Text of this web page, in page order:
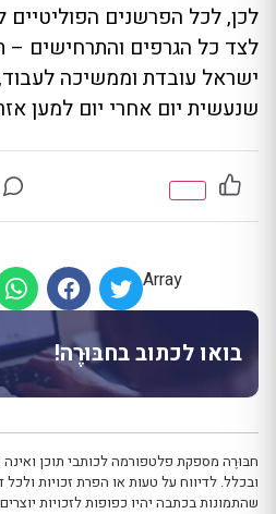
לכן, לכל הפרשנים הפוליטיים
לצד כל הגרפים והתרחישים
ישראל עובדת וממשיכה
שנעשית יום אחרי יום למען
Array
בואו לכתוב בחבּוּרֶה!
חבּוּרֶה מספקת פלטפורמה לכותבי תוכן ואינה
ובכלל. לדיווח על טעות או הפרת זכויות ולכל
שהתמונות בכתבה יהיו כפופות לזכויות יוצרים